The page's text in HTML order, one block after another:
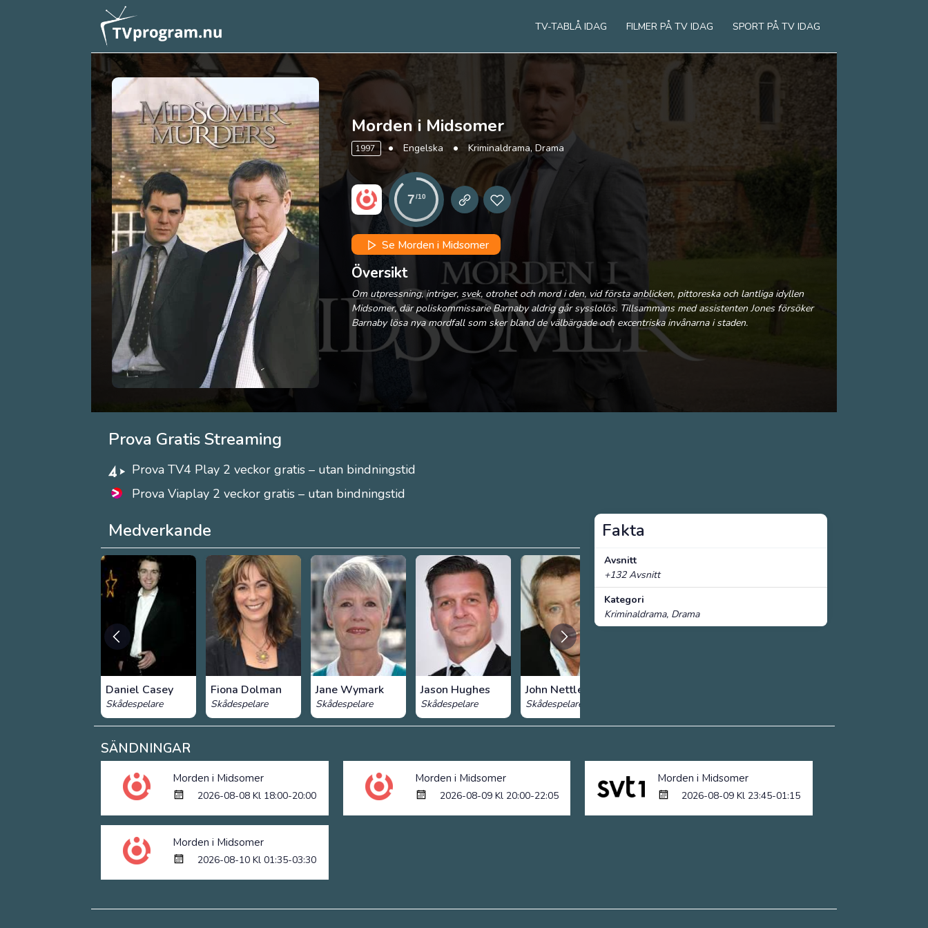
TV-TABLÅ IDAG FILMER PÅ TV IDAG SPORT PÅ TV IDAG
Morden i Midsomer
1997 Engelska Kriminaldrama, Drama
7/10
Se Morden i Midsomer
Översikt
Om utpressning, intriger, svek, otrohet och mord i den, vid första anblicken, pittoreska och lantliga idyllen
Midsomer, där poliskommissarie Barnaby aldrig går sysslolös. Tillsammans med assistenten Jones försöker
Barnaby lösa nya mordfall som sker bland de välbärgade och excentriska invånarna i staden.
Prova Gratis Streaming
Prova TV4 Play 2 veckor gratis – utan bindningstid
Prova Viaplay 2 veckor gratis – utan bindningstid
Medverkande
Daniel Casey
Skådespelare
Fiona Dolman
Skådespelare
Jane Wymark
Skådespelare
Jason Hughes
Skådespelare
John Nettles
Skådespelare
Fakta
Avsnitt
+132 Avsnitt
Kategori
Kriminaldrama, Drama
SÄNDNINGAR
Morden i Midsomer
2026-08-08 Kl 18:00-20:00
Morden i Midsomer
2026-08-09 Kl 20:00-22:05
Morden i Midsomer
2026-08-09 Kl 23:45-01:15
Morden i Midsomer
2026-08-10 Kl 01:35-03:30